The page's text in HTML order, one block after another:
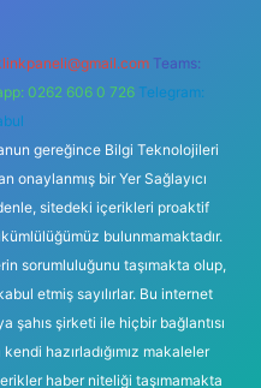
Teams:
0262 606 0 726 Telegram:
gereğince Bilgi Teknolojileri
onaylanmış bir Yer Sağlayıcı
sitedeki içerikleri proaktif
bulunmamaktadır.
sorumluluğunu taşımakta olup,
etmiş sayılırlar. Bu internet
şahıs şirketi ile hiçbir bağlantısı
hazırladığımız makaleler
haber niteliği taşımamakta